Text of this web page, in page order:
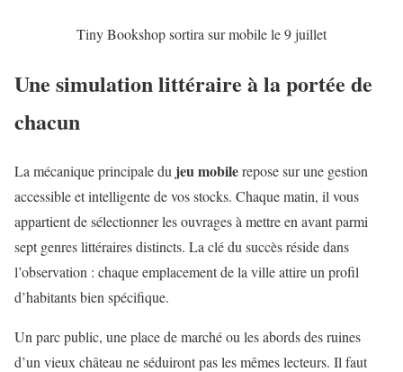
Tiny Bookshop sortira sur mobile le 9 juillet
Une simulation littéraire à la portée de
chacun
La mécanique principale du jeu mobilerepose sur une gestion
accessible et intelligente de vos stocks. Chaque matin, il vous
appartient de sélectionner les ouvrages à mettre en avant parmi
sept genres littéraires distincts. La clé du succès réside dans
l’observation : chaque emplacement de la ville attire un profil
d’habitants bien spécifique.
Un parc public, une place de marché ou les abords des ruines
d’un vieux château ne séduiront pas les mêmes lecteurs. Il faut